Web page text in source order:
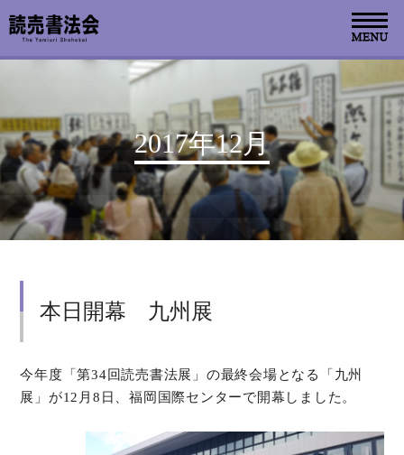
2017年12月
本日開幕 九州展
今年度「第34回読売書法展」の最終会場となる「九州
展」が12月8日、福岡国際センターで開幕しました。
お知らせ
読売書法会について
読売書法展
関連書道展
デジタルアーカイブ
オンラインショップ